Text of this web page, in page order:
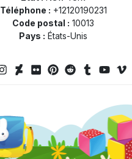
Téléphone : +12120190231
Code postal : 10013
Pays : États-Unis